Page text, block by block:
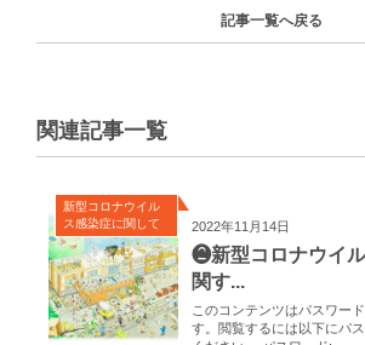
記事一覧へ戻る
関連記事一覧
新型コロナウイル
ス感染症に関して
2022年11月14日
❷新型コロナウイ
関す...
このコンテンツはパスワー
す。閲覧するには以下にパ